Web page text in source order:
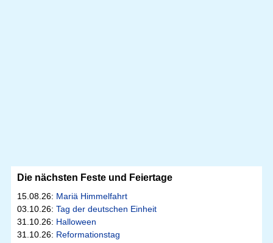
Die nächsten Feste und Feiertage
15.08.26: Mariä Himmelfahrt
03.10.26: Tag der deutschen Einheit
31.10.26: Halloween
31.10.26: Reformationstag